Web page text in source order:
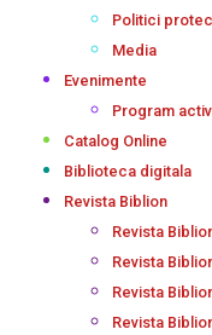
Politici
Media
Evenimente
Program
Catalog Online
Biblioteca digitala
Revista Biblion
Revista
Revista
Revista
Revista